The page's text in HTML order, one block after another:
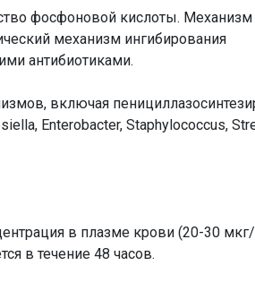
фосфоновой кислоты. Механизм
механизм ингибирования
антибиотиками.
включая
Enterobacter, Staphylococcus,
в плазме крови (20-30
в течение 48 часов.